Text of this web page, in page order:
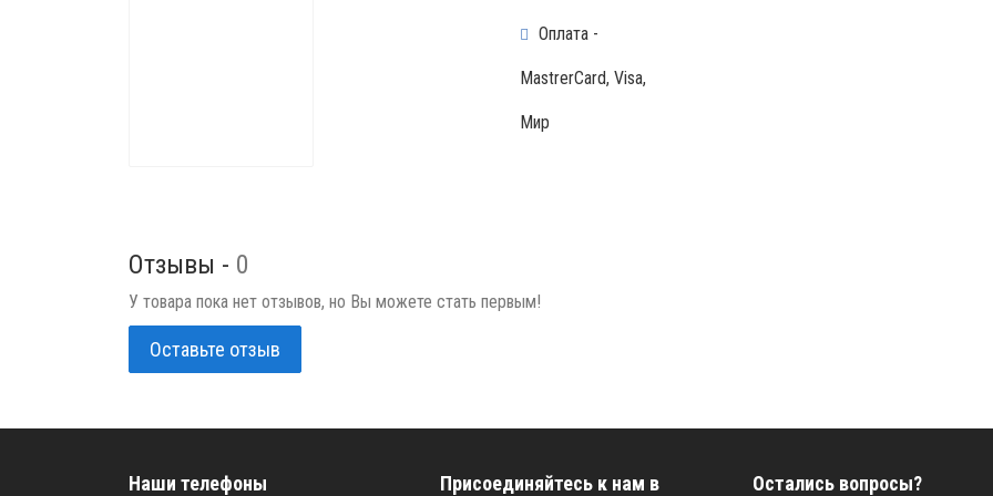
Оплата -
MastrerCard, Visa,
Мир
Отзывы - 0
У товара пока нет отзывов, но Вы можете стать первым!
Оставьте отзыв
Наши телефоны
Присоединяйтесь к нам в
Остались вопросы?